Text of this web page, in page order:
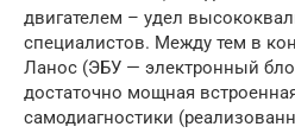
двигателем – удел
специалистов. Между тем в
Ланос (ЭБУ — электронный
достаточно мощная
самодиагностики